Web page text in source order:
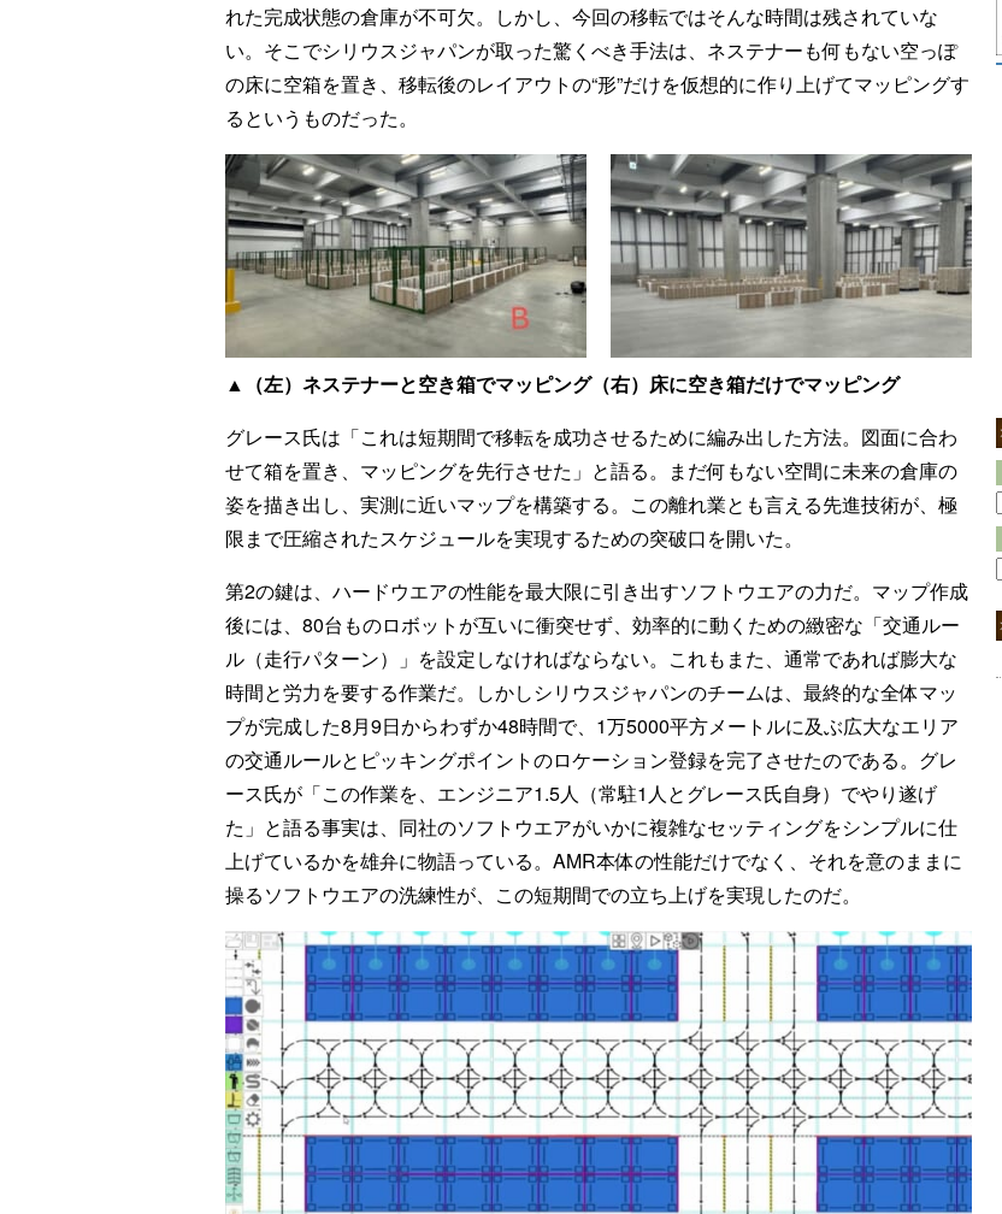
れた完成状態の倉庫が不可欠。しかし、今回の移転ではそんな時間は残されていな
い。そこでシリウスジャパンが取った驚くべき手法は、ネステナーも何もない空っぽ
の床に空箱を置き、移転後のレイアウトの“形”だけを仮想的に作り上げてマッピングす
るというものだった。
▲（左）ネステナーと空き箱でマッピング（右）床に空き箱だけでマッピング
グレース氏は「これは短期間で移転を成功させるために編み出した方法。図面に合わ
せて箱を置き、マッピングを先行させた」と語る。まだ何もない空間に未来の倉庫の
姿を描き出し、実測に近いマップを構築する。この離れ業とも言える先進技術が、極
限まで圧縮されたスケジュールを実現するための突破口を開いた。
第2の鍵は、ハードウエアの性能を最大限に引き出すソフトウエアの力だ。マップ作成
後には、80台ものロボットが互いに衝突せず、効率的に動くための緻密な「交通ルー
ル（走行パターン）」を設定しなければならない。これもまた、通常であれば膨大な
時間と労力を要する作業だ。しかしシリウスジャパンのチームは、最終的な全体マッ
プが完成した8月9日からわずか48時間で、1万5000平方メートルに及ぶ広大なエリア
の交通ルールとピッキングポイントのロケーション登録を完了させたのである。グレ
ース氏が「この作業を、エンジニア1.5人（常駐1人とグレース氏自身）でやり遂げ
た」と語る事実は、同社のソフトウエアがいかに複雑なセッティングをシンプルに仕
上げているかを雄弁に物語っている。AMR本体の性能だけでなく、それを意のままに
操るソフトウエアの洗練性が、この短期間での立ち上げを実現したのだ。